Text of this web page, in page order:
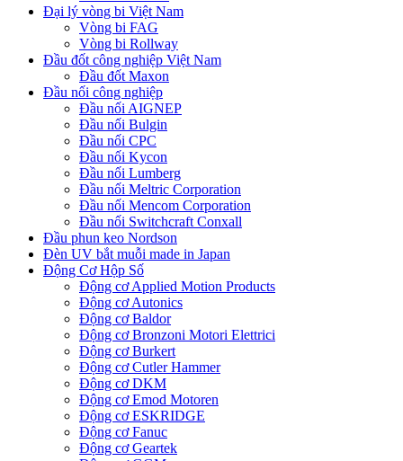
Đại lý vòng bi Việt Nam
Vòng bi FAG
Vòng bi Rollway
Đầu đốt công nghiệp Việt Nam
Đầu đốt Maxon
Đầu nối công nghiệp
Đầu nối AIGNEP
Đầu nối Bulgin
Đầu nối CPC
Đầu nối Kycon
Đầu nối Lumberg
Đầu nối Meltric Corporation
Đầu nối Mencom Corporation
Đầu nối Switchcraft Conxall
Đầu phun keo Nordson
Đèn UV bắt muỗi made in Japan
Động Cơ Hộp Số
Động cơ Applied Motion Products
Động cơ Autonics
Động cơ Baldor
Động cơ Bronzoni Motori Elettrici
Động cơ Burkert
Động cơ Cutler Hammer
Động cơ DKM
Động cơ Emod Motoren
Động cơ ESKRIDGE
Động cơ Fanuc
Động cơ Geartek